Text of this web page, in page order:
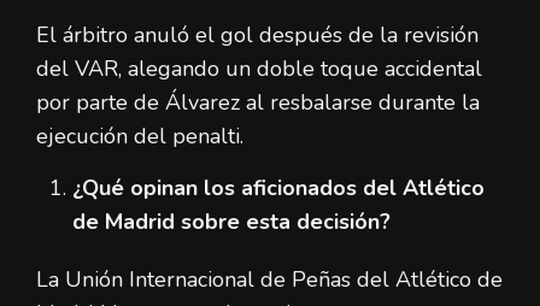
El árbitro anuló el gol después de la revisión
del VAR, alegando un doble toque accidental
por parte de Álvarez al resbalarse durante la
ejecución del penalti.
¿Qué opinan los aficionados del Atlético
de Madrid sobre esta decisión?
La Unión Internacional de Peñas del Atlético de